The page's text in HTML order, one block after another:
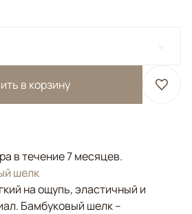
в корзину
в течение 7 месяцев.
шелк
на ощупь, эластичный и
Бамбуковый шелк –